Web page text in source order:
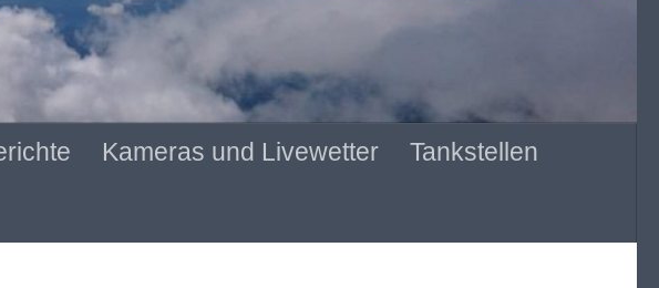
Kameras und Livewetter Tankstellen